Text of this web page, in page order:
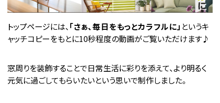
トップページには、「さぁ、毎日をもっとカラフルに」 というキ
ャッチコピーをもとに10秒程度の動画がご覧いただけます♪
窓周りを装飾することで日常生活に彩りを添えて、より明るく
元気に過ごしてもらいたいという思いで制作しました。